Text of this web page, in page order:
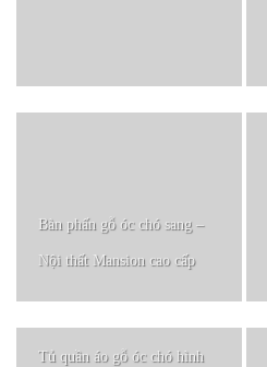
Bàn phấn gỗ óc chó sang –
Nội thất Mansion cao cấp
Tủ quần áo gỗ óc chó hình